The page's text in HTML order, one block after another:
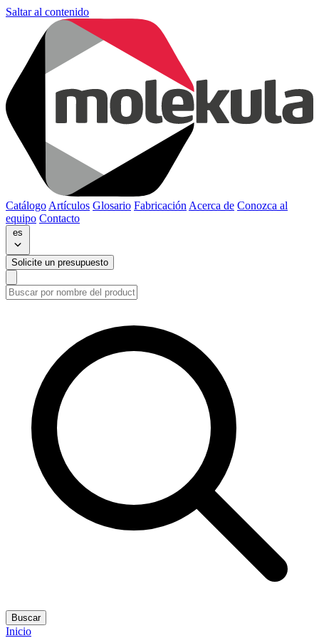
Saltar al contenido
Catálogo Artículos Glosario Fabricación Acerca de Conozca al
equipo Contacto
es
Solicite un presupuesto
Buscar
Inicio